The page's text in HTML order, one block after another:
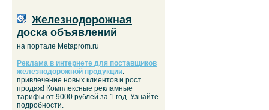
Железнодорожная
доска объявлений
на портале Metaprom.ru
Реклама в интернете для поставщиков
железнодорожной продукции:
привлечение новых клиентов и рост
продаж! Комплексные рекламные
тарифы от 9000 рублей за 1 год. Узнайте
подробности.